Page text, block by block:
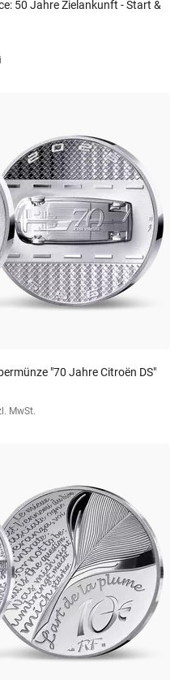
50 Jahre Zielankunft - Start &
"70 Jahre Citroën DS"
MwSt.